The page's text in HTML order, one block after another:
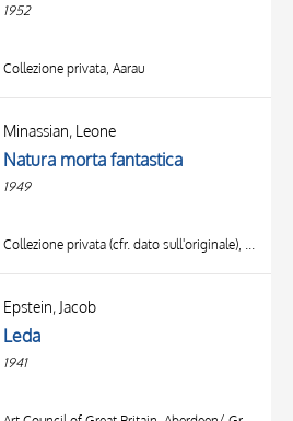
1952
Collezione privata, Aarau
Minassian, Leone
Natura morta fantastica
1949
Epstein, Jacob
Leda
1941